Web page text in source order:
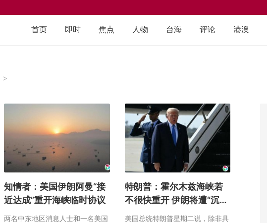
首页 即时 焦点 人物 台海 评论 港澳
>
知情者：美国伊朗阿曼“接
近达成”重开海峡临时协议
两名中东地区消息人士和一名美国
特朗普：霍尔木兹海峡若
不很快重开 伊朗将遭“沉重
打击”
美国总统特朗普星期二说，除非具